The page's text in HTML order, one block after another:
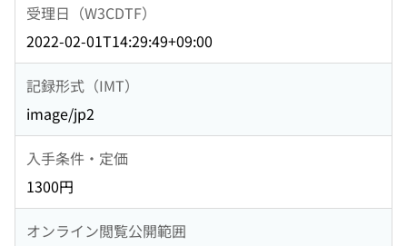
受理日（W3CDTF）
2022-02-01T14:29:49+09:00
記録形式（IMT）
image/jp2
入手条件・定価
1300円
オンライン閲覧公開範囲